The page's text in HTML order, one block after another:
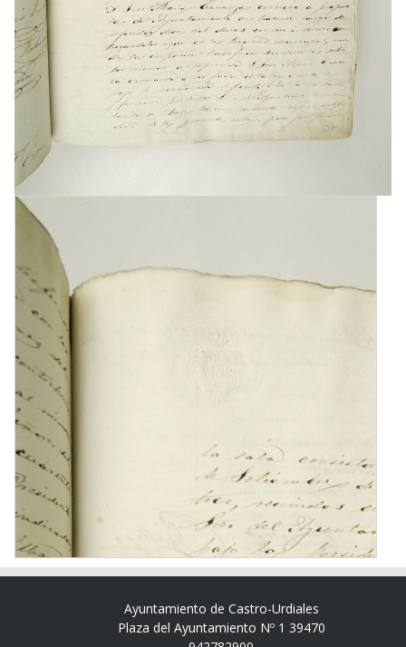
Ayuntamiento de Castro-Urdiales
Plaza del Ayuntamiento Nº 1 39470